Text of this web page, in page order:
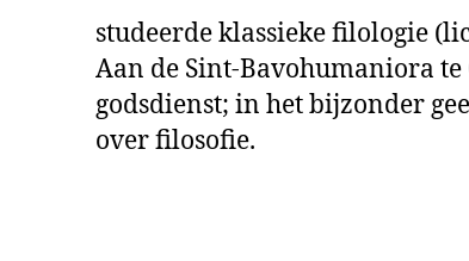
studeerde klassieke filologie
Aan de Sint-Bavohumaniora te
godsdienst; in het bijzonder
over filosofie.